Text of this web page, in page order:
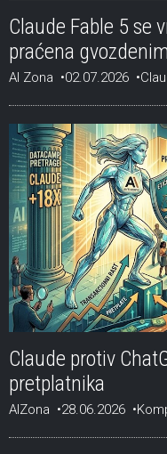
Claude Fable 5 se
praćena
AI Zona 02.07.2026
Claude protiv
pretplatnika
AIZona 28.06.2026